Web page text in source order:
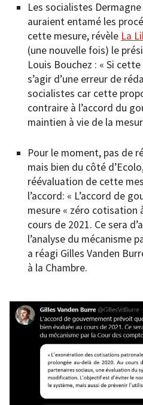
Les socialistes
auraient entamé les
cette mesure, révèle La
(une nouvelle fois) le
Louis Bouchez : « Si
s’agir d’une erreur de
socialistes car cette
contraire à l’accord du
maintien à vie de la
Pour le moment, pas de
mais bien du côté
réévaluation de cette
l’accord: « L’accord de
mesure « zéro cotisation
cours de 2021. Ce sera
l’analyse du mécanisme
a réagi Gilles Vanden
à la Chambre.